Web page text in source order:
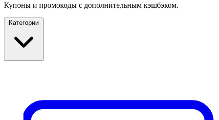
Купоны и промокоды с дополнительным кэшбэком.
Категории